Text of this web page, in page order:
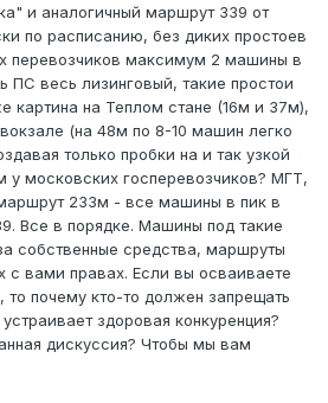
и аналогичный маршрут 339 от
по расписанию, без диких простоев
перевозчиков максимум 2 машины в
ПС весь лизинговый, такие простои
картина на Теплом стане (16м и 37м),
(на 48м по 8-10 машин легко
только пробки на и так узкой
у московских госперевозчиков? МГТ,
233м - все машины в пик в
Все в порядке. Машины под такие
собственные средства, маршруты
с вами правах. Если вы осваиваете
почему кто-то должен запрещать
здоровая конкуренция?
дискуссия? Чтобы мы вам